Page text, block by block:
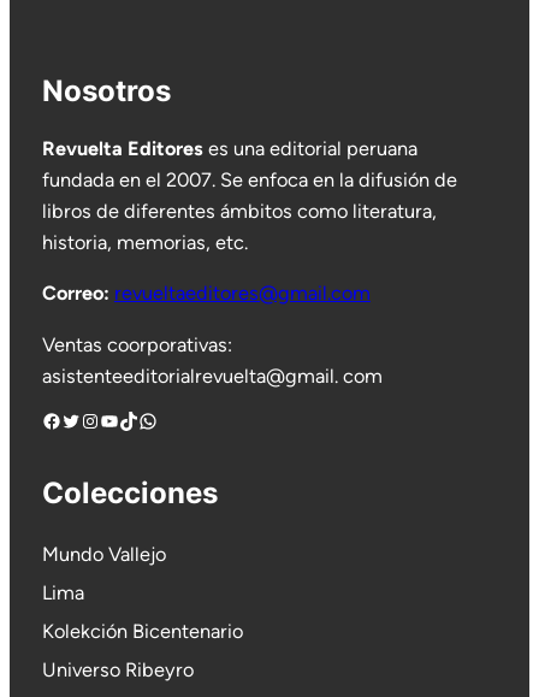
Nosotros
Revuelta Editoreses una editorial peruana
fundada en el 2007. Se enfoca en la difusión de
libros de diferentes ámbitos como literatura,
historia, memorias, etc.
Correo: revueltaeditores@gmail.com
Ventas coorporativas:
asistenteeditorialrevuelta@gmail. com
Facebook Twitter InstagramYouTube TikTok WhatsApp
Colecciones
Mundo Vallejo
Lima
Kolekción Bicentenario
Universo Ribeyro